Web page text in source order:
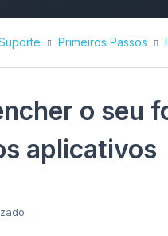
Primeiros Passos
o seu
aplicativos